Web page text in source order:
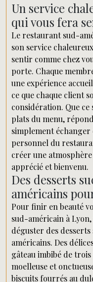
Un service
qui vous fera
Le restaurant sud-
son service
sentir comme chez
porte. Chaque
une expérience
ce que chaque client
considération. Que
plats du menu,
simplement échanger
personnel du
créer une
apprécié et bienvenu.
Des desserts
américains
Pour finir en beauté
sud-américain à Lyon,
déguster des
américains. Des
gâteau imbibé de
moelleuse et
biscuits fourrés au